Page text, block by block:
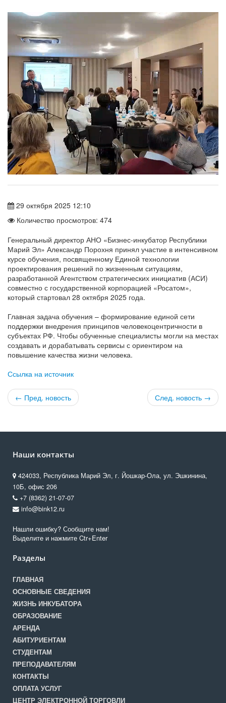
29 октября 2025 12:10
Количество просмотров: 474
Генеральный директор АНО «Бизнес-инкубатор Республики
Марий Эл» Александр Порохня принял участие в интенсивном
курсе обучения, посвященному Единой технологии
проектирования решений по жизненным ситуациям,
разработанной Агентством стратегических инициатив (АСИ)
совместно с государственной корпорацией «Росатом»,
который стартовал 28 октября 2025 года.
Главная задача обучения – формирование единой сети
поддержки внедрения принципов человекоцентричности в
субъектах РФ. Чтобы обученные специалисты могли на местах
создавать и дорабатывать сервисы с ориентиром на
повышение качества жизни человека.
Ссылка на источник
← Пред. новость След. новость →
Наши контакты
424033, Республика Марий Эл, г. Йошкар-Ола, ул. Эшкинина,
10Б, офис 206
+7 (8362) 21-07-07
info@bink12.ru
Нашли ошибку? Сообщите нам!
Выделите и нажмите Ctr+Enter
Разделы
ГЛАВНАЯ
ОСНОВНЫЕ СВЕДЕНИЯ
ЖИЗНЬ ИНКУБАТОРА
ОБРАЗОВАНИЕ
АРЕНДА
АБИТУРИЕНТАМ
СТУДЕНТАМ
ПРЕПОДАВАТЕЛЯМ
КОНТАКТЫ
ОПЛАТА УСЛУГ
ЦЕНТР ЭЛЕКТРОННОЙ ТОРГОВЛИ